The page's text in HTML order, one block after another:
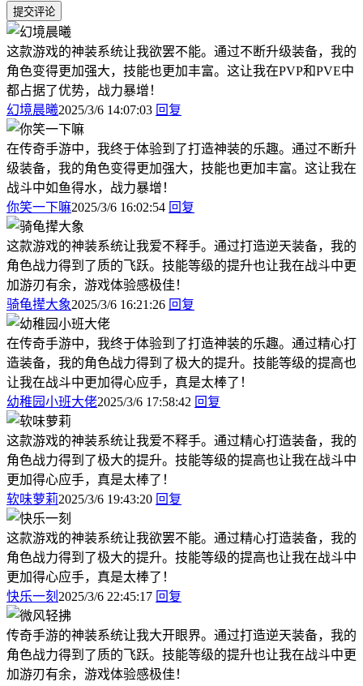
提交评论
这款游戏的神装系统让我欲罢不能。通过不断升级装备，我的
角色变得更加强大，技能也更加丰富。这让我在PVP和PVE中
都占据了优势，战力暴增！
幻境晨曦2025/3/6 14:07:03 回复
在传奇手游中，我终于体验到了打造神装的乐趣。通过不断升
级装备，我的角色变得更加强大，技能也更加丰富。这让我在
战斗中如鱼得水，战力暴增！
你笑一下嘛2025/3/6 16:02:54 回复
这款游戏的神装系统让我爱不释手。通过打造逆天装备，我的
角色战力得到了质的飞跃。技能等级的提升也让我在战斗中更
加游刃有余，游戏体验感极佳！
骑龟撵大象2025/3/6 16:21:26 回复
在传奇手游中，我终于体验到了打造神装的乐趣。通过精心打
造装备，我的角色战力得到了极大的提升。技能等级的提高也
让我在战斗中更加得心应手，真是太棒了！
幼稚园小班大佬2025/3/6 17:58:42 回复
这款游戏的神装系统让我爱不释手。通过精心打造装备，我的
角色战力得到了极大的提升。技能等级的提高也让我在战斗中
更加得心应手，真是太棒了！
软味萝莉2025/3/6 19:43:20 回复
这款游戏的神装系统让我欲罢不能。通过精心打造装备，我的
角色战力得到了极大的提升。技能等级的提高也让我在战斗中
更加得心应手，真是太棒了！
快乐一刻 2025/3/6 22:45:17 回复
传奇手游的神装系统让我大开眼界。通过打造逆天装备，我的
角色战力得到了质的飞跃。技能等级的提升也让我在战斗中更
加游刃有余，游戏体验感极佳！